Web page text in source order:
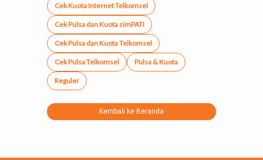
Cek Kuota Internet Telkomsel
Cek Pulsa dan Kuota simPATI
Cek Pulsa dan Kuota Telkomsel
Cek Pulsa Telkomsel Pulsa & Kuota
Reguler
Kembali ke Beranda